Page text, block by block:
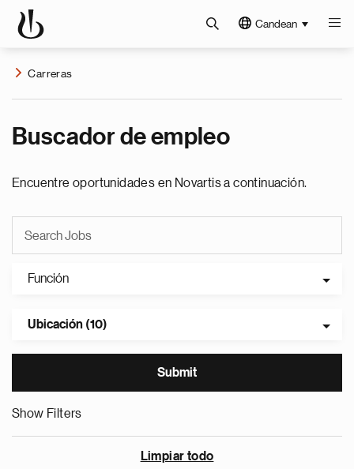
Candean
Carreras
Buscador de empleo
Encuentre oportunidades en Novartis a continuación.
Función
Ubicación (10)
Show Filters
Limpiar todo